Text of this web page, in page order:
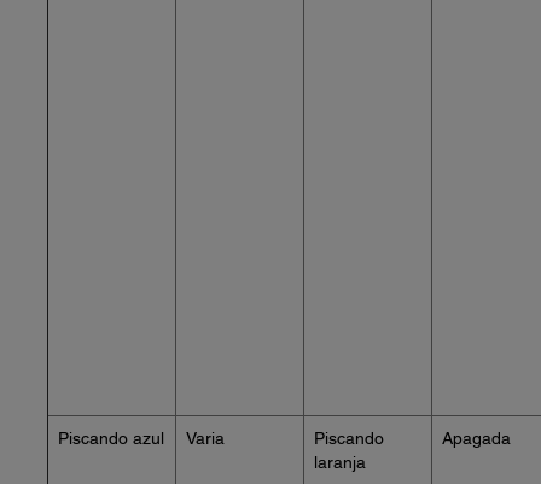
Piscando azul Varia
Piscando
laranja
Apagada